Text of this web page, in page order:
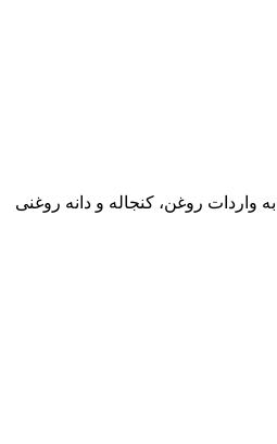
به واردات روغن، کنجاله و دانه روغنی